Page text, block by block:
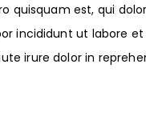
quisquam est, qui
incididunt ut labore
irure dolor in